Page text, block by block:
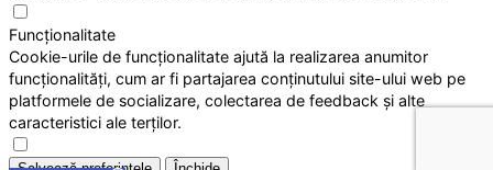
Funcționalitate
Cookie-urile de funcționalitate ajută la realizarea anumitor
funcționalități, cum ar fi partajarea conținutului site-ului web pe
platformele de socializare, colectarea de feedback și alte
caracteristici ale terților.